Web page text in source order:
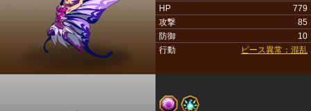
HP
779
攻撃
85
防御
10
行動
ピース異常：混乱